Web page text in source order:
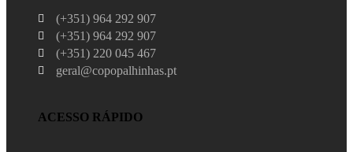
(+351) 964 292 907
(+351) 964 292 907
(+351) 220 045 467
geral@copopalhinhas.pt
ACESSO RÁPIDO